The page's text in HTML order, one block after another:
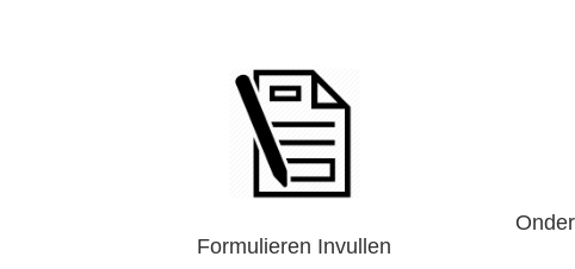
Formulieren Invullen